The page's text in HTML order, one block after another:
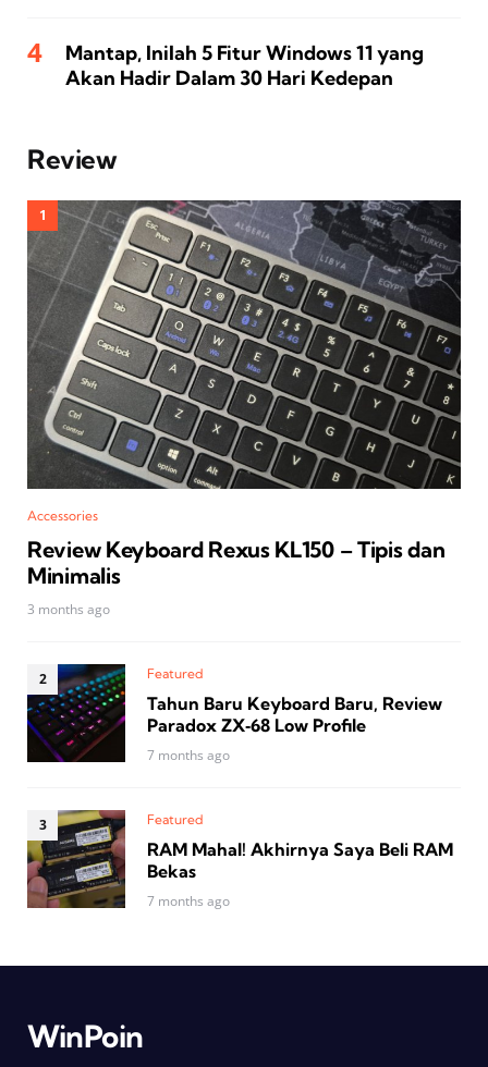
Mantap, Inilah 5 Fitur Windows 11 yang
Akan Hadir Dalam 30 Hari Kedepan
Review
Accessories
Review Keyboard Rexus KL150 – Tipis dan
Minimalis
3 months ago
Featured
Tahun Baru Keyboard Baru, Review
Paradox ZX‑68 Low Profile
7 months ago
Featured
RAM Mahal! Akhirnya Saya Beli RAM
Bekas
7 months ago
WinPoin